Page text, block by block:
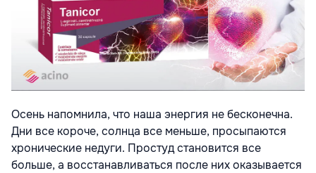
Осень напомнила, что наша энергия не бесконечна.
Дни все короче, солнца все меньше, просыпаются
хронические недуги. Простуд становится все
больше, а восстанавливаться после них оказывается